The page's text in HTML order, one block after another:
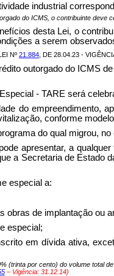
industrial
do ICMS, o contribuinte deve
desta Lei, o
a serem
Nº 21.884, DE 28.04.23 -
outorgado do ICMS
- TARE será
do empreendimento,
conforme
do qual migrou,
apresentar, a
a Secretaria de Estado
especial a:
obras de implantação ou
especial;
em dívida ativa,
(trinta por cento) do volume total
– Vigência: 31.12.14)